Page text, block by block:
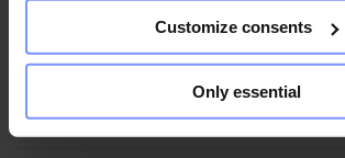
Customize consents
Only essential
Istruzioni per l'uso
Informazioni nutrizionali